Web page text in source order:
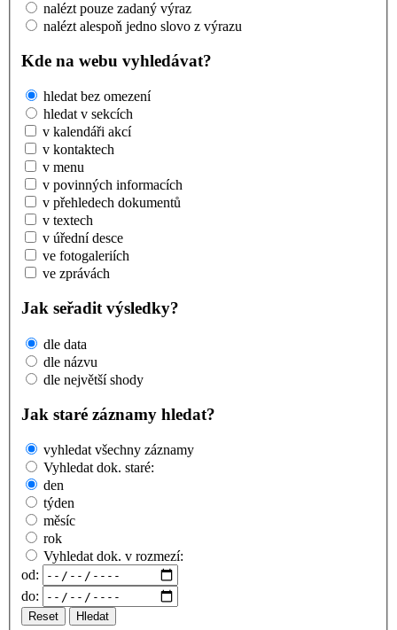
nalézt pouze zadaný výraz
nalézt alespoň jedno slovo z výrazu
Kde na webu vyhledávat?
hledat bez omezení
hledat v sekcích
v kalendáři akcí
v kontaktech
v menu
v povinných informacích
v přehledech dokumentů
v textech
v úřední desce
ve fotogaleriích
ve zprávách
Jak seřadit výsledky?
dle data
dle názvu
dle největší shody
Jak staré záznamy hledat?
vyhledat všechny záznamy
Vyhledat dok. staré:
den
týden
měsíc
rok
Vyhledat dok. v rozmezí:
od:
do:
Reset Hledat